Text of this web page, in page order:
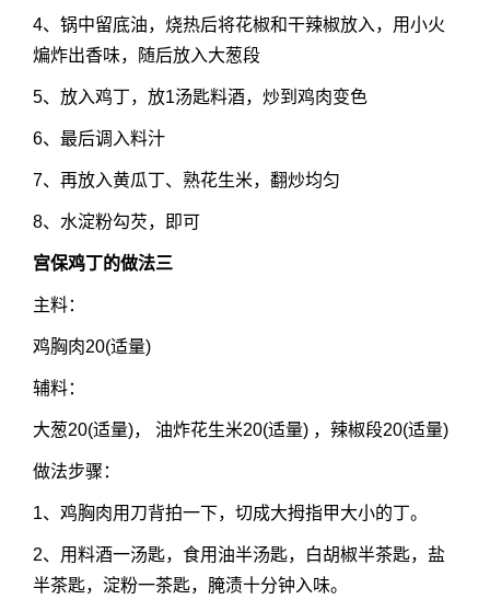
4、锅中留底油，烧热后将花椒和干辣椒放入，用小火
煸炸出香味，随后放入大葱段
5、放入鸡丁，放1汤匙料酒，炒到鸡肉变色
6、最后调入料汁
7、再放入黄瓜丁、熟花生米，翻炒均匀
8、水淀粉勾芡，即可
宫保鸡丁的做法三
主料：
鸡胸肉20(适量)
辅料：
大葱20(适量)， 油炸花生米20(适量) ，辣椒段20(适量)
做法步骤：
1、鸡胸肉用刀背拍一下，切成大拇指甲大小的丁。
2、用料酒一汤匙，食用油半汤匙，白胡椒半茶匙，盐
半茶匙，淀粉一茶匙，腌渍十分钟入味。